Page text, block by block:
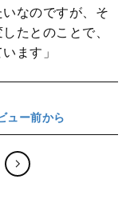
なのですが、そ
たとのことで、
ます」
ュー前から